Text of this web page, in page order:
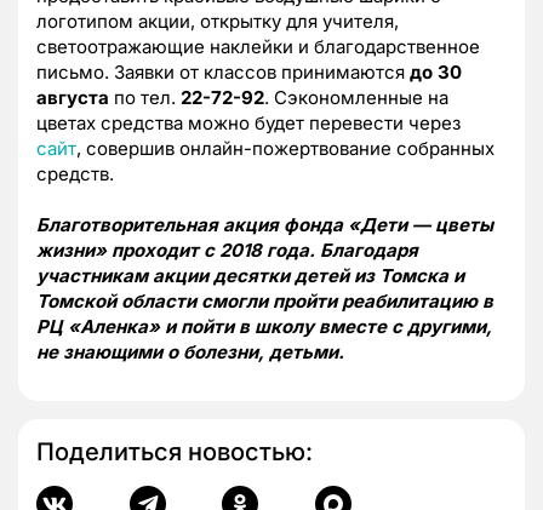
логотипом акции, открытку для учителя,
светоотражающие наклейки и благодарственное
письмо. Заявки от классов принимаются до 30
августа по тел. 22-72-92. Сэкономленные на
цветах средства можно будет перевести через
сайт, совершив онлайн-пожертвование собранных
средств.
Благотворительная акция фонда «Дети — цветы
жизни» проходит с 2018 года. Благодаря
участникам акции десятки детей из Томска и
Томской области смогли пройти реабилитацию в
РЦ «Аленка» и пойти в школу вместе с другими,
не знающими о болезни, детьми.
Поделиться новостью: